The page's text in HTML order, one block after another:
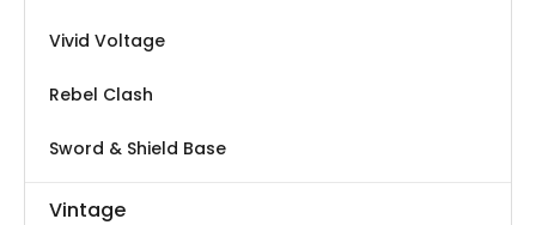
Vivid Voltage
Rebel Clash
Sword & Shield Base
Vintage